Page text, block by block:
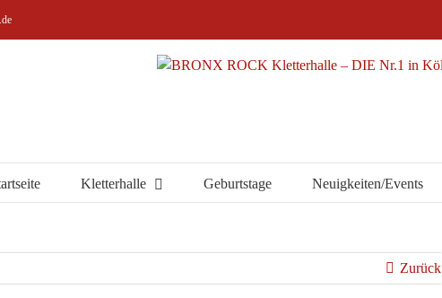
Kletterhalle Geburtstage Neuigkeiten/Events
Zurück